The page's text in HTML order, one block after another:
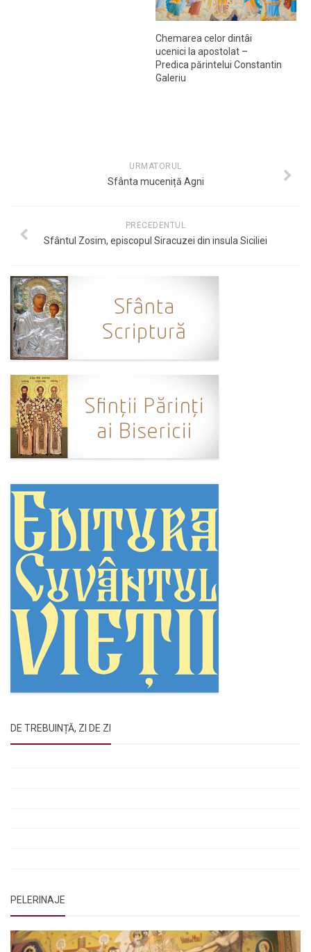
Chemarea celor dintâi
ucenici la apostolat –
Predica părintelui Constantin
Galeriu
URMATORUL
Sfânta muceniță Agni
PRECEDENTUL
Sfântul Zosim, episcopul Siracuzei din insula Siciliei
DE TREBUINȚĂ, ZI DE ZI
PELERINAJE